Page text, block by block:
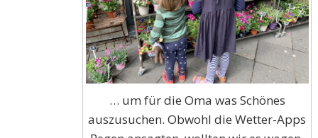
… um für die Oma was Schönes
auszusuchen. Obwohl die Wetter-Apps